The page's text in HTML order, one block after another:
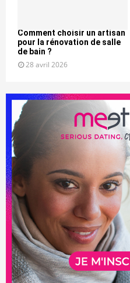
Comment choisir un artisan
pour la rénovation de salle
de bain ?
28 avril 2026